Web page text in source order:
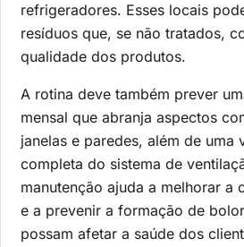
refrigeradores. Esses locais
resíduos que, se não tratados,
qualidade dos produtos.
A rotina deve também prever
mensal que abranja aspectos
janelas e paredes, além de uma
completa do sistema de
manutenção ajuda a melhorar a
e a prevenir a formação de
possam afetar a saúde dos